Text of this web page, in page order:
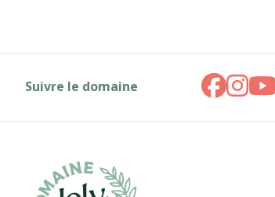
Suivre le domaine